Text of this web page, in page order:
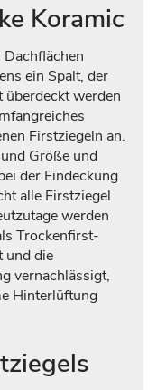
Koramic
ein Spalt, der
überdeckt werden
Firstziegeln an.
Größe und
der Eindeckung
alle Firstziegel
werden
Trockenfirst-
und die
vernachlässigt,
Hinterlüftung